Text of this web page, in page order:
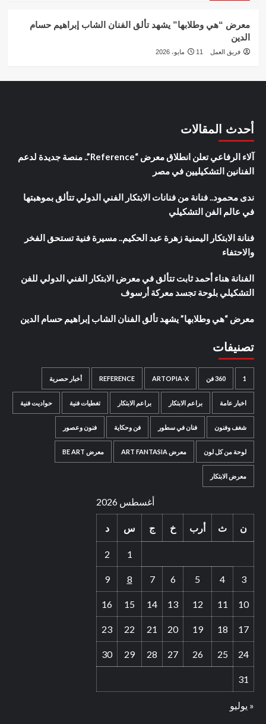
معرض “هي وطلابها” يشهد تألق الفنان الشاب إبراهيم حسام
الدين
فريق العمل 11 مايو، 2026
أحدث المقالات
آلاء الرفاعي تعلن انطلاق معرض “Reference”.. منصة جديدة لدعم
الفنانين التشكيليين في مصر
ندى محمود.. فنانة من فنانات الابتكار الفني الدولي تتألق بموهبتها
في عالم الفن التشكيلي
فنانة الابتكار اليمنية زهرة عبد الحكيم.. مسيرة فنية تستحق الفخر
والاحتفاء
الفنانة هناء أحمد ثابت تتألق في معرض الابتكار الفني الدولي للفن
التشكيلي بلوحة تجسد معركة أرسوف
معرض “هي وطلابها” يشهد تألق الفنان الشاب إبراهيم حسام الدين
تصنيفات
1 360 فن ARTOPIA-X
REFERENCE أخبار حصرية
اخبار عامة براعم الابتكار براعم الابتكار تغطيات فنية حواديت فنية
شغف وفنون فنان في سطور فن وحكاية فنون وعصور
لوحة من كل لون معرض ART FANTASIA معرض BE ART
معرض الابتكار
أغسطس 2026
ن ث أرب خ ج س د
1
2
3
4
5
6
7
8
9
10
11
12
13
14
15
16
17
18
19
20
21
22
23
24
25
26
27
28
29
30
31
« يوليو